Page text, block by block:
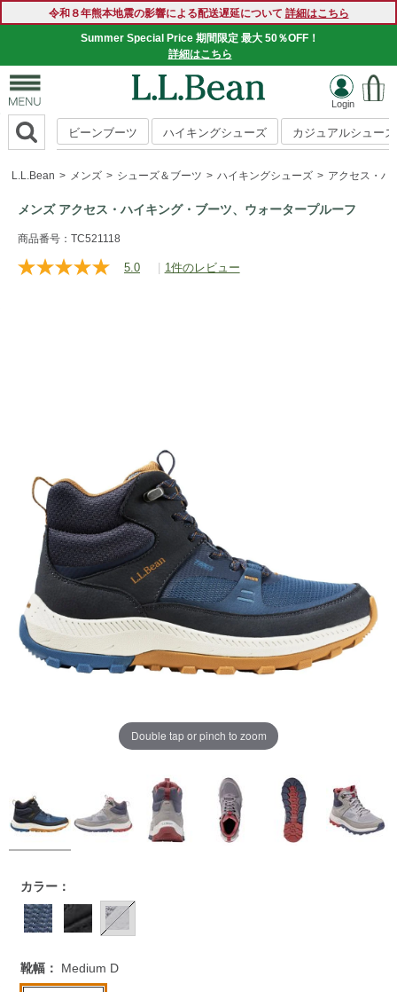
令和８年熊本地震の影響による配送遅延について 詳細はこちら
Summer Special Price 期間限定 最大 50％OFF！
詳細はこちら
ビーンブーツ ハイキングシューズ カジュアルシューズ
L.L.Bean メンズ シューズ＆ブーツ ハイキングシューズ アクセス・ハ
メンズ アクセス・ハイキング・ブーツ、ウォータープルーフ
https://www.llbean.co.jp/mens/shoes/hiking-
boots/g/P129164.html
商品番号：TC521118
5.0
レ
リ
ン
ク。
| 1件のレビュー
Double tap or pinch to zoom
https://www.llbean.co.jp/mens/shoes/hiking-
boots/g/P129164.html
カラー：
靴幅： Medium D